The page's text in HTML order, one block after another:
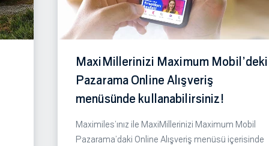
MaxiMillerinizi Maximum Mobil’deki
Pazarama Online Alışveriş
menüsünde kullanabilirsiniz!
Maximiles’ınız ile MaxiMillerinizi Maximum Mobil
Pazarama’daki Online Alışveriş menüsü içerisinde